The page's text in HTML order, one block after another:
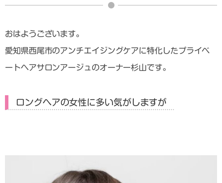
おはようございます。
愛知県西尾市のアンチエイジングケアに特化したプライベ
ートヘアサロンアージュのオーナー杉山です。
ロングヘアの女性に多い気がしますが